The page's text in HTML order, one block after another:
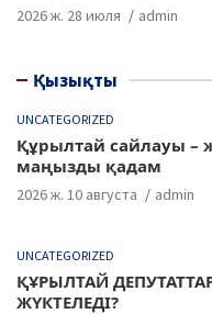
2026 ж. 28 июля admin
Қызықты
UNCATEGORIZED
Құрылтай сайлауы –
маңызды қадам
2026 ж. 10 августа admin
UNCATEGORIZED
ҚҰРЫЛТАЙ
ЖҮКТЕЛЕДІ?